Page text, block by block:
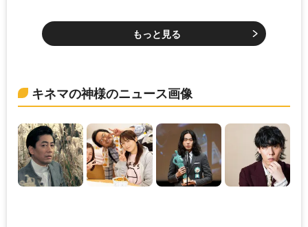
もっと見る
キネマの神様のニュース画像